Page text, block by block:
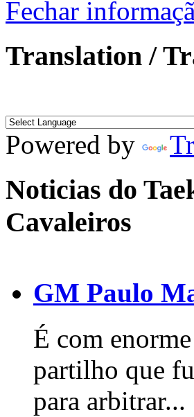
Fechar
Translation /
Powered by
Noticias do
Cavaleiros
GM Paulo
É com
partilho que
para arbitrar...